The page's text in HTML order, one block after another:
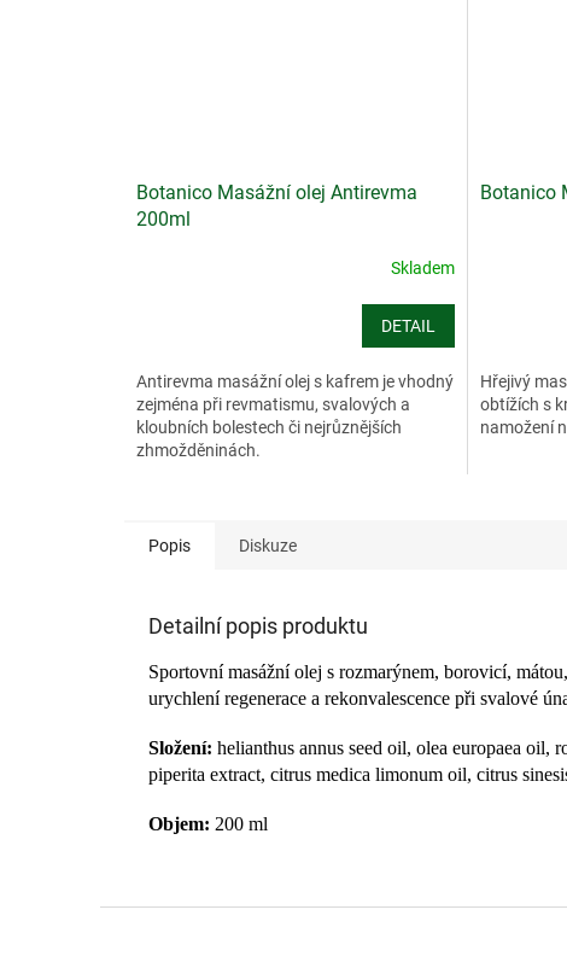
Botanico Masážní olej Antirevma
200ml
Skladem
DETAIL
Antirevma masážní olej s kafrem je vhodný
zejména při revmatismu, svalových a
kloubních bolestech či nejrůznějších
zhmožděninách.
Botanico
Hřejivý
obtížích s
namožení
Popis Diskuze
Detailní popis produktu
Sportovní masážní olej s rozmarýnem, borovicí,
urychlení regenerace a rekonvalescence při svalové
Složení: helianthus annus seed oil, olea europaea oil,
piperita extract, citrus medica limonum oil, citrus
Objem: 200 ml